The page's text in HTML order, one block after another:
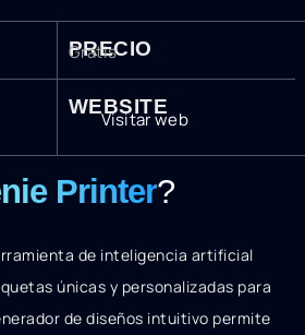
PRECIO
Gratis
WEBSITE
Visitar web
Printer?
de inteligencia artificial
únicas y personalizadas para
de diseños intuitivo permite